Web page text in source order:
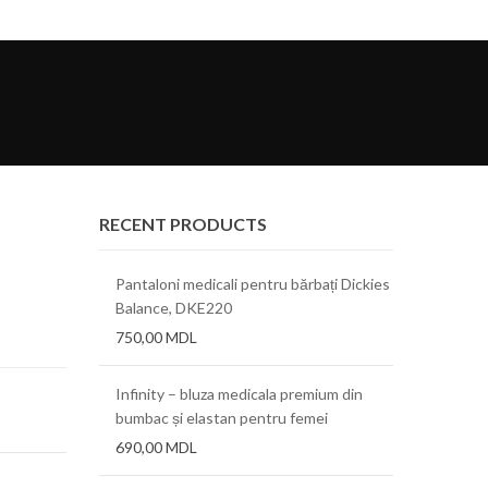
RECENT PRODUCTS
0.76mm
0.38mm
Pantaloni medicali pentru bărbați Dickies
Balance, DKE220
750,00MDL
Infinity – bluza medicala premium din
bumbac și elastan pentru femei
690,00MDL